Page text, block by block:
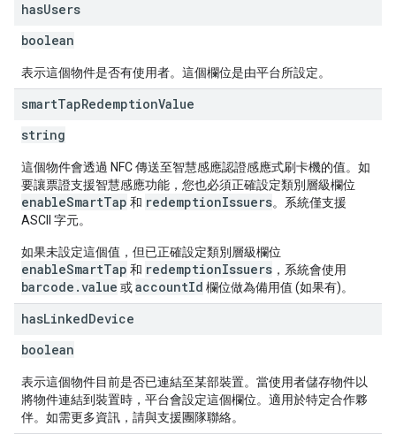
hasUsers
boolean
表示這個物件是否有使用者。這個欄位是由平台所設定。
smartTapRedemptionValue
string
這個物件會透過 NFC 傳送至智慧感應認證感應式刷卡機的值。如
要讓票證支援智慧感應功能，您也必須正確設定類別層級欄位
enableSmartTap 和 redemptionIssuers。系統僅支援
ASCII 字元。
如果未設定這個值，但已正確設定類別層級欄位
enableSmartTap 和 redemptionIssuers ，系統會使用
barcode.value 或accountId 欄位做為備用值 (如果有)。
hasLinkedDevice
boolean
表示這個物件目前是否已連結至某部裝置。當使用者儲存物件以
將物件連結到裝置時，平台會設定這個欄位。適用於特定合作夥
伴。如需更多資訊，請與支援團隊聯絡。